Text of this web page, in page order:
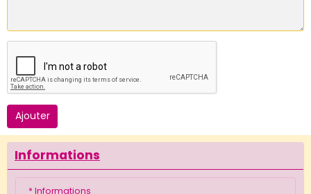
Ajouter
Informations
* Informations